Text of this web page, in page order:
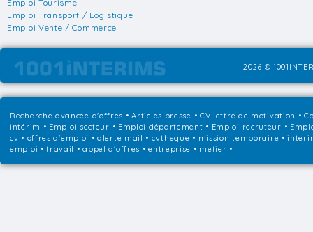
Emploi Tourisme
Emploi Transport / Logistique
Emploi Vente / Commerce
2026 ©
Recherche avancée d'offres •Articles presse • CV lettre de motivation •
intérim • Emploi secteur • Emploi département • Emploi recruteur •
cv • offres d'emploi • alerte mail • cvtheque • mission temporaire •
emploi • travail • appel d'offres • entreprise • metier •